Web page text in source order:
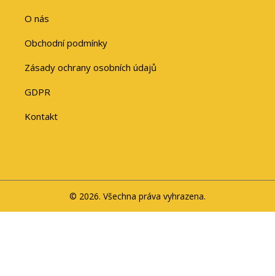
O nás
Obchodní podmínky
Zásady ochrany osobních údajů
GDPR
Kontakt
© 2026. Všechna práva vyhrazena.